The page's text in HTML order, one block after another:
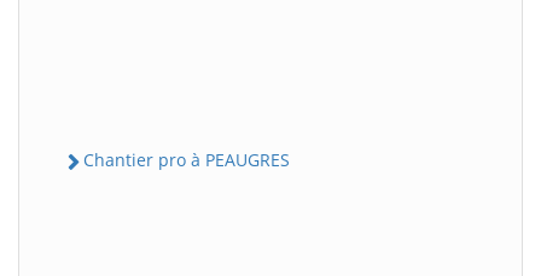
Chantier pro à PEAUGRES